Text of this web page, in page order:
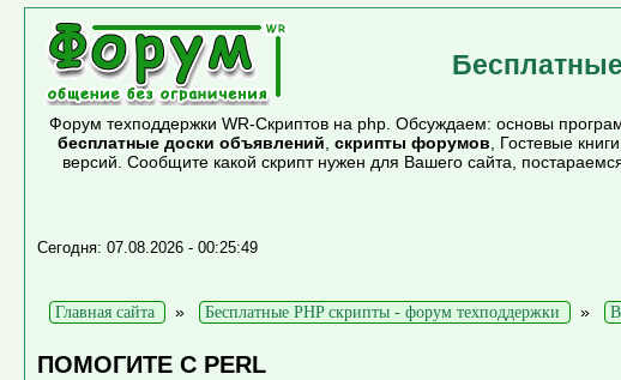
Форум техподдержки WR-Скриптов на php. Обсуждаем: основы
бесплатные доски объявлений скрипты форумов , Гостевые
версий. Сообщите какой скрипт нужен для Вашего сайта,
Сегодня: 07.08.2026 - 00:25:49
Главная сайта » Бесплатные PHP скрипты - форум техподдержки »
ПОМОГИТЕ С PERL